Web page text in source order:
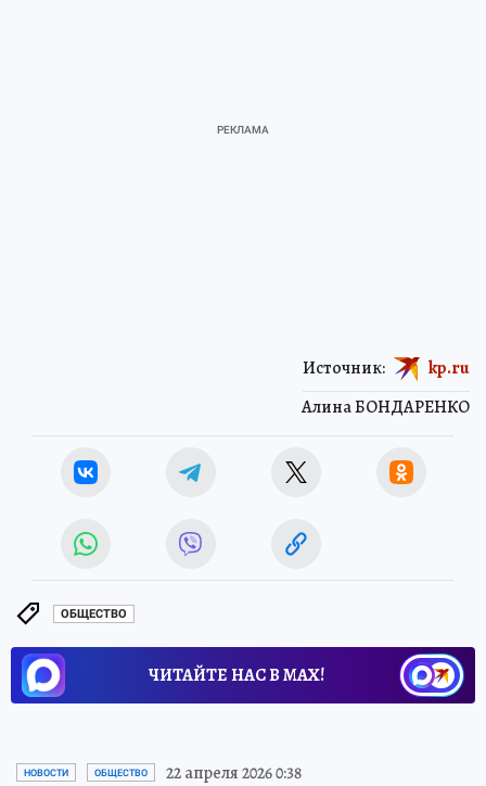
Алина БОНДАРЕНКО
Источник: kp.ru
ОБЩЕСТВО
ЧИТАЙТЕ НАС В МАХ!
НОВОСТИ ОБЩЕСТВО 22 апреля 2026 0:38